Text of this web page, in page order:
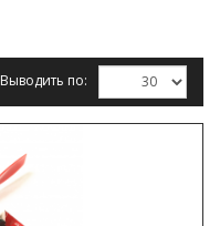
Выводить по: